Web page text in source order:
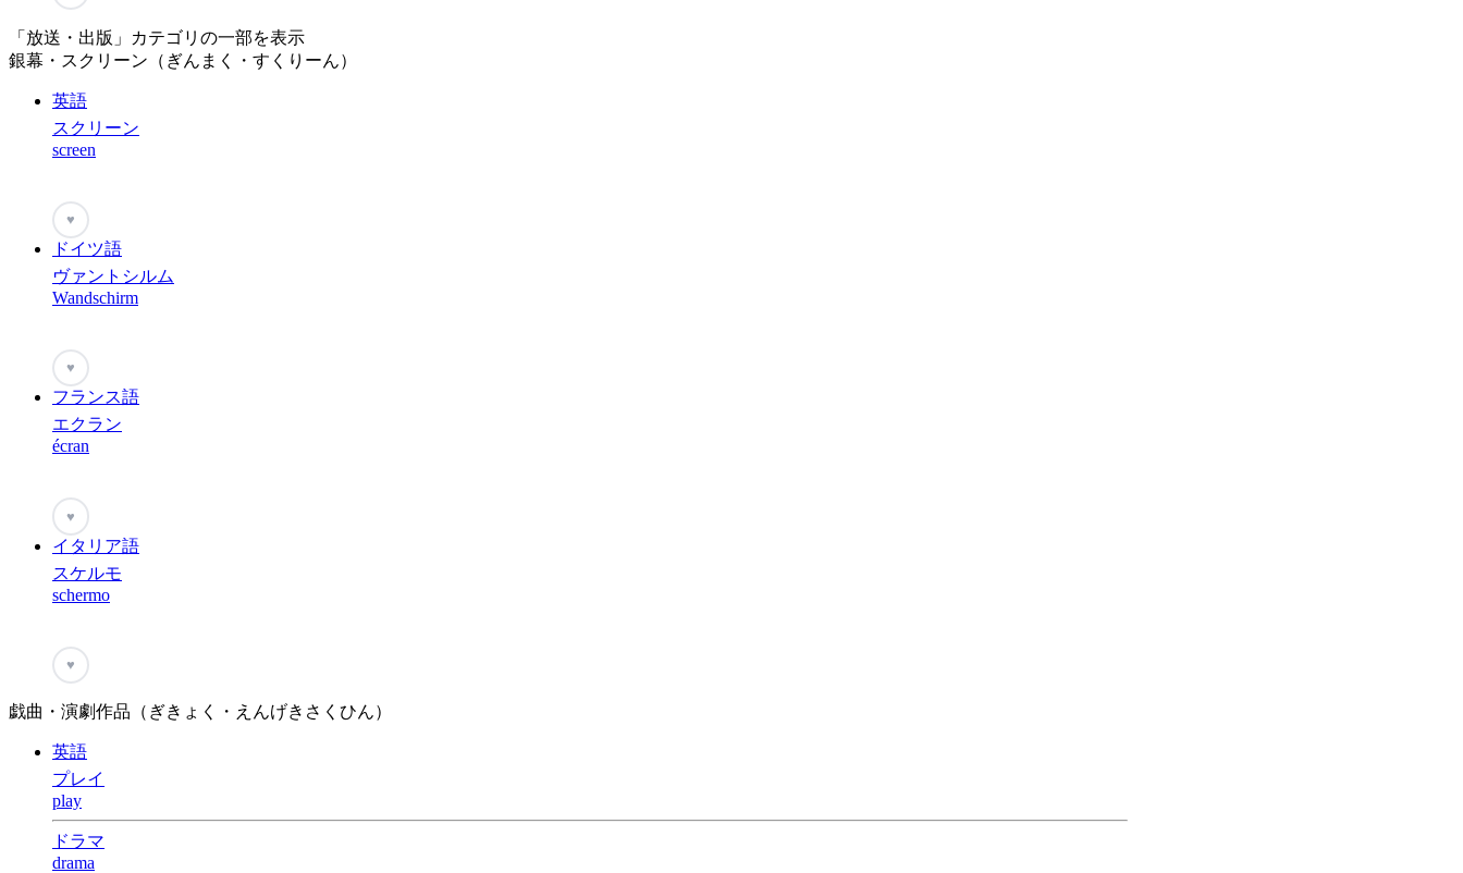
「放送・出版」カテゴリの一部を表示
銀幕・スクリーン（ぎんまく・すくりーん）
英語
スクリーン
screen
♥
ドイツ語
ヴァントシルム
Wandschirm
♥
フランス語
エクラン
écran
♥
イタリア語
スケルモ
schermo
♥
戯曲・演劇作品（ぎきょく・えんげきさくひん）
英語
プレイ
play
ドラマ
drama